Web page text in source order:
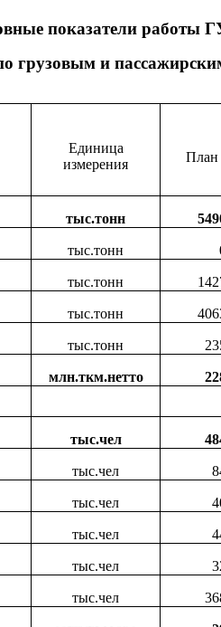
показатели работы
грузовым и
Единица
измерения
План
тыс.тонн
тыс.тонн
тыс.тонн
тыс.тонн
тыс.тонн
млн.ткм.нетто
тыс.чел
тыс.чел
тыс.чел
тыс.чел
тыс.чел
тыс.чел